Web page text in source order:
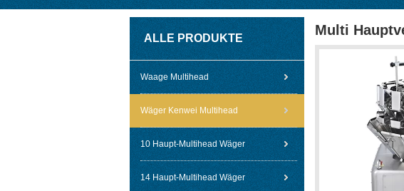
ALLE PRODUKTE
Waage Multihead
Wäger Kenwei Multihead
10 Haupt-Multihead Wäger
14 Haupt-Multihead Wäger
Multi